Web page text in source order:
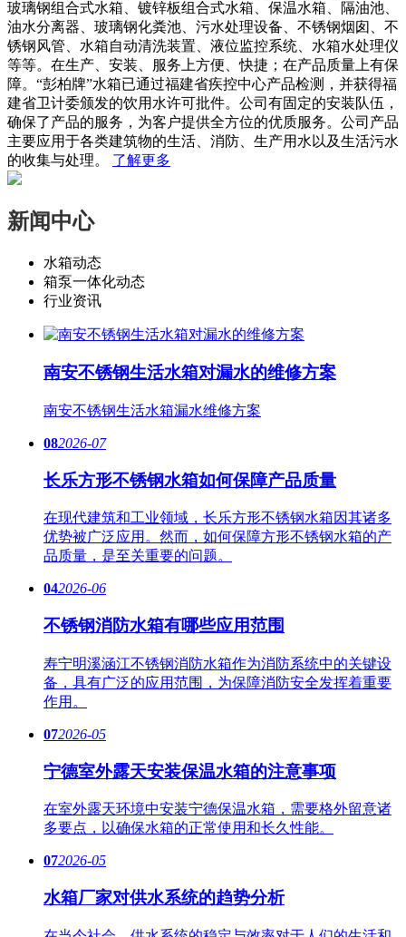
玻璃钢组合式水箱、镀锌板组合式水箱、保温水箱、隔油池、
油水分离器、玻璃钢化粪池、污水处理设备、不锈钢烟囱、不
锈钢风管、水箱自动清洗装置、液位监控系统、水箱水处理仪
等等。在生产、安装、服务上方便、快捷；在产品质量上有保
障。“彭柏牌”水箱已通过福建省疾控中心产品检测，并获得福
建省卫计委颁发的饮用水许可批件。公司有固定的安装队伍，
确保了产品的服务，为客户提供全方位的优质服务。公司产品
主要应用于各类建筑物的生活、消防、生产用水以及生活污水
的收集与处理。 了解更多
新闻中心
水箱动态
箱泵一体化动态
行业资讯
南安不锈钢生活水箱对漏水的维修方案
南安​不锈钢生活水箱漏水维修方案
082026-07
长乐方形不锈钢水箱如何保障产品质量
在现代建筑和工业领域，长乐方形不锈钢水箱因其诸多
优势被广泛应用。然而，如何保障方形不锈钢水箱的产
品质量，是至关重要的问题。
042026-06
不锈钢消防水箱有哪些应用范围
寿宁明溪涵江不锈钢消防水箱作为消防系统中的关键设
备，具有广泛的应用范围，为保障消防安全发挥着重要
作用。
072026-05
宁德室外露天安装保温水箱的注意事项
在室外露天环境中安装宁德保温水箱，需要格外留意诸
多要点，以确保水箱的正常使用和长久性能。
072026-05
水箱厂家对供水系统的趋势分析